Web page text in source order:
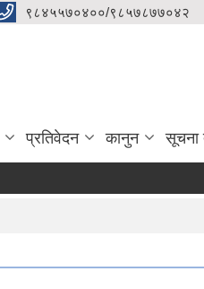
९८४५५७०४००/९८५७८७७०४२
प्रतिवेदन कानुन सूचना